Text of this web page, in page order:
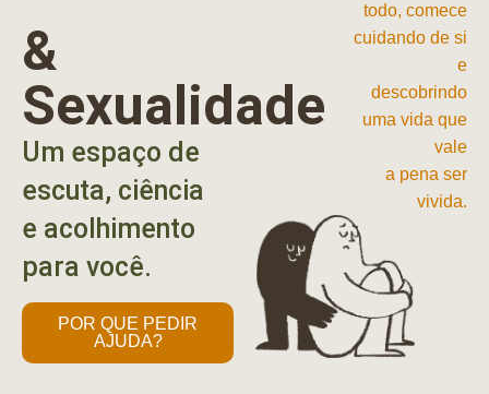
&
Sexualidade
Um espaço de
escuta, ciência
e acolhimento
para você.
POR QUE PEDIR
AJUDA?
todo, comece
cuidando de si
e
descobrindo
uma vida que
vale
a pena ser
vivida.